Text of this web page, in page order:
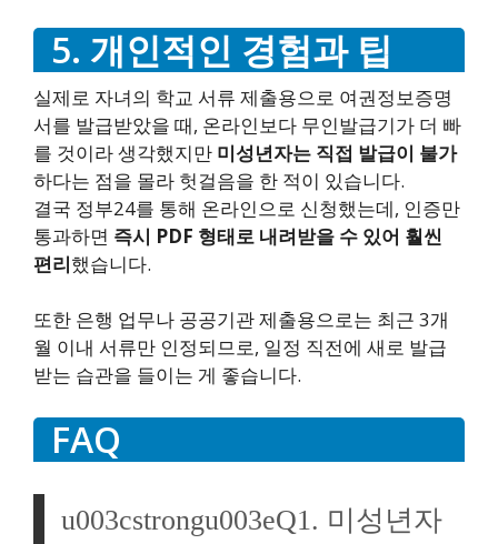
5. 개인적인 경험과 팁
실제로 자녀의 학교 서류 제출용으로 여권정보증명
서를 발급받았을 때, 온라인보다 무인발급기가 더 빠
를 것이라 생각했지만 미성년자는 직접 발급이 불가
하다는 점을 몰라 헛걸음을 한 적이 있습니다.
결국 정부24를 통해 온라인으로 신청했는데, 인증만
통과하면 즉시 PDF 형태로 내려받을 수 있어 훨씬
편리했습니다.
또한 은행 업무나 공공기관 제출용으로는 최근 3개
월 이내 서류만 인정되므로, 일정 직전에 새로 발급
받는 습관을 들이는 게 좋습니다.
FAQ
u003cstrongu003eQ1. 미성년자